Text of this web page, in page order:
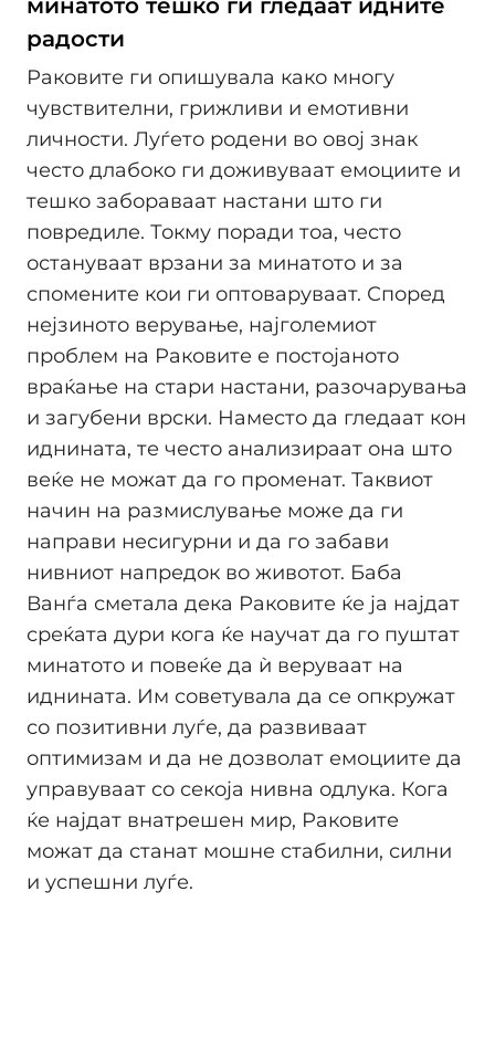
радости
Раковите ги опишувала како многу
чувствителни, грижливи и емотивни
личности. Луѓето родени во овој знак
често длабоко ги доживуваат емоциите и
тешко забораваат настани што ги
повредиле. Токму поради тоа, често
остануваат врзани за минатото и за
спомените кои ги оптоваруваат. Според
нејзиното верување, најголемиот
проблем на Раковите е постојаното
враќање на стари настани, разочарувања
и загубени врски. Наместо да гледаат кон
иднината, те често анализираат она што
веќе не можат да го променат. Таквиот
начин на размислување може да ги
направи несигурни и да го забави
нивниот напредок во животот. Баба
Ванѓа сметала дека Раковите ќе ја најдат
среќата дури кога ќе научат да го пуштат
минатото и повеќе да ѝ веруваат на
иднината. Им советувала да се опкружат
со позитивни луѓе, да развиваат
оптимизам и да не дозволат емоциите да
управуваат со секоја нивна одлука. Кога
ќе најдат внатрешен мир, Раковите
можат да станат мошне стабилни, силни
и успешни луѓе.